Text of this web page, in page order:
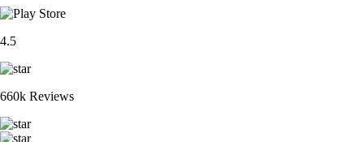
4.5
660k Reviews